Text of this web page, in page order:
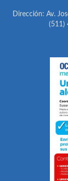
Dirección: Av.
(511)